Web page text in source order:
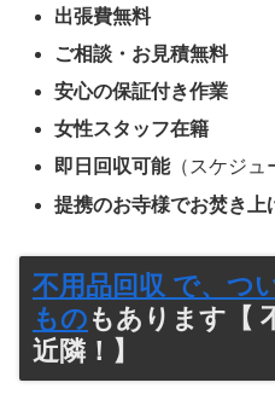
出張費無料
ご相談・お見積無料
安心の保証付き作業
女性スタッフ在籍
即日回収可能（スケジュ
提携のお寺様でお焚き上
不用品回収 で、つ
もの もあります【
近隣！】